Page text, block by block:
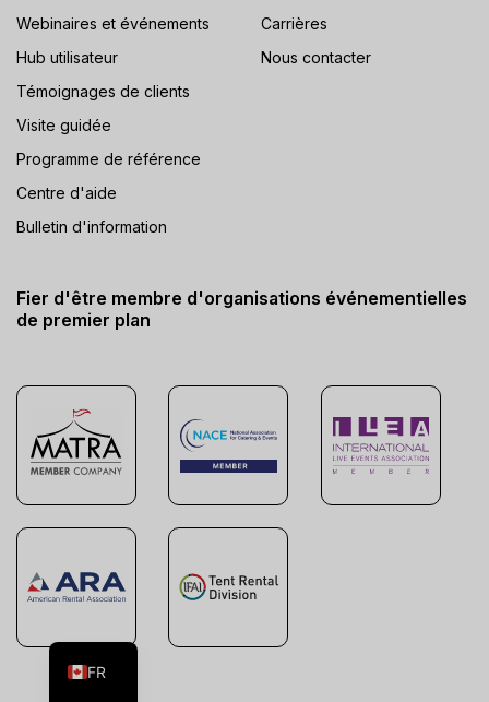
Webinaires et événements
Hub utilisateur
Témoignages de clients
Visite guidée
Programme de référence
Centre d'aide
Bulletin d'information
Carrières
Nous contacter
Fier d'être membre d'organisations événementielles
de premier plan
FR
ES